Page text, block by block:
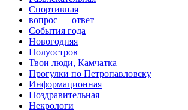
Спортивная
вопрос — ответ
События года
Новогодняя
Полуостров
Твои люди, Камчатка
Прогулки по Петропавловску
Информационная
Поздравительная
Некрологи